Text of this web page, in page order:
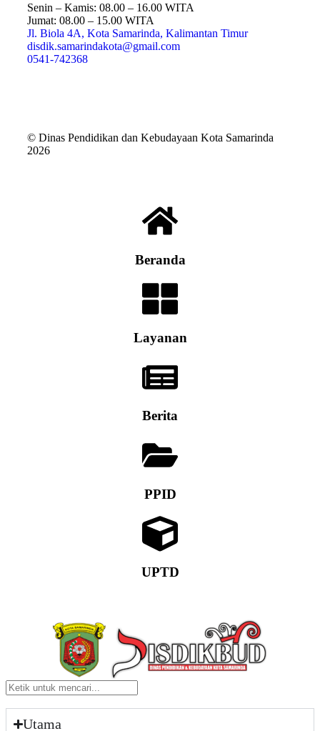
Senin – Kamis: 08.00 – 16.00 WITA
Jumat: 08.00 – 15.00 WITA
Jl. Biola 4A, Kota Samarinda, Kalimantan Timur
disdik.samarindakota@gmail.com
0541-742368
© Dinas Pendidikan dan Kebudayaan Kota Samarinda
2026
Beranda
Layanan
Berita
PPID
UPTD
Utama